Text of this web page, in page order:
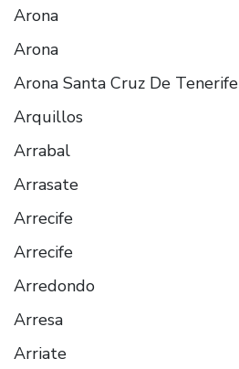
Arona
Arona
Arona Santa Cruz De Tenerife
Arquillos
Arrabal
Arrasate
Arrecife
Arrecife
Arredondo
Arresa
Arriate